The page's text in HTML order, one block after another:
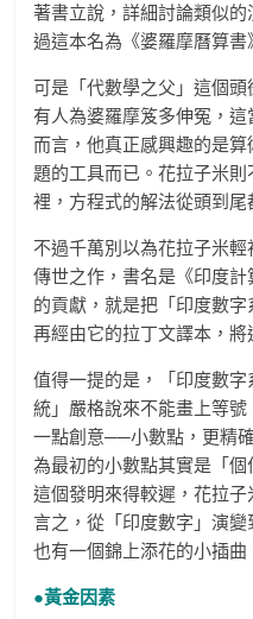
著書立說，詳細討論類似
過這本名為《婆羅摩曆算書
可是「代數學之父」這個
有人為婆羅摩笈多伸冤，
而言，他真正感興趣的是
題的工具而已。花拉子米
裡，方程式的解法從頭到尾
不過千萬別以為花拉子米
傳世之作，書名是《印度
的貢獻，就是把「印度數
再經由它的拉丁文譯本，將
值得一提的是，「印度數
統」嚴格說來不能畫上等
一點創意──小數點，更精
為最初的小數點其實是「
這個發明來得較遲，花拉
言之，從「印度數字」演
也有一個錦上添花的小插曲
●黃金因素